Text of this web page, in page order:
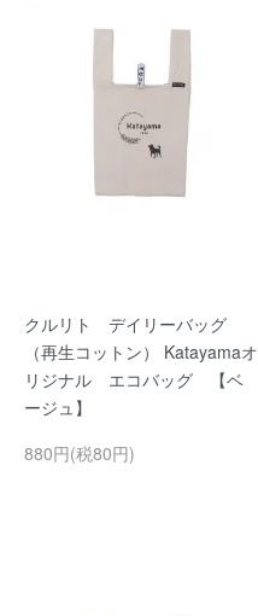
クルリト デイリーバッグ
（再生コットン） Katayamaオ
リジナル エコバッグ 【ベ
ージュ】
880円(税80円)